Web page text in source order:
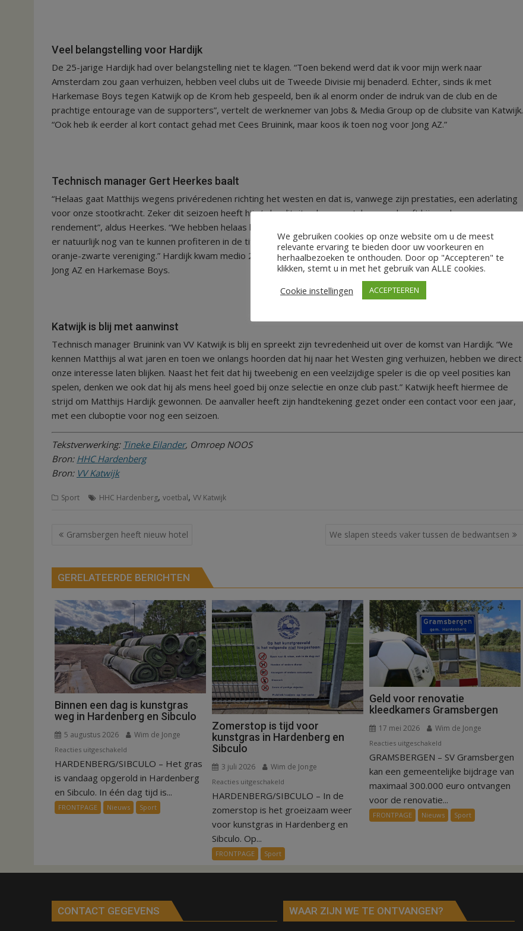
Veel belangstelling voor Hardijk
De 25-jarige Hardijk had over belangstelling niet te klagen. “Toen bekend werd dat ik voor mijn werk naar
Amsterdam zou gaan verhuizen, hebben veel clubs uit de Tweede Divisie mij benaderd. Echter, sinds ik met
Harkemase Boys tegen Katwijk op de Krom heb gespeeld, ben ik al enorm onder de indruk van de club en de
prachtige entourage van de supporters”, vertelt de werknemer van Jobs & Media Group op de clubsite van Katwijk.
“Ook heb ik eerder al kort contact gehad met Cees Bruinink, maar koos ik toen nog voor Jong AZ.”
Technisch manager Gert Heerkes baalt
“Helaas gaat Matthijs wegens privéredenen richting het westen en dat is, vanwege zijn prestaties, een aderlating
voor onze stootkracht. Zeker dit seizoen heeft hij z’n kwaliteiten kunnen etaleren en heeft hij een hoog
rendement”, aldus Heerkes. “We hebben helaas korter van Matthijs kunnen genieten dan gehoopt. We verwachten
er natuurlijk nog van te kunnen profiteren in de titelrace en wensen Matthijs daarna veel succes bij de volgende
oranje-zwarte vereniging.” Hardijk kwam medio 2020 over van ACV. Daarvoor speelde hij bij Jong FC Groningen,
Jong AZ en Harkemase Boys.
Katwijk is blij met aanwinst
Technisch manager Bruinink van VV Katwijk is blij en spreekt zijn tevredenheid uit over de komst van Hardijk. “We
kennen Matthijs al wat jaren en toen we onlangs hoorden dat hij naar het Westen ging verhuizen, hebben we direct
onze interesse laten blijken. Naast het feit dat hij tweebenig en een veelzijdige speler is die op veel posities kan
spelen, denken we ook dat hij als mens heel goed bij onze selectie en onze club past.” Katwijk heeft hiermee de
strijd om Matthijs Hardijk gewonnen. De aanvaller heeft zijn handtekening gezet onder een contact voor een jaar,
met een cluboptie voor nog een seizoen.
Tekstverwerking: Tineke Eilander, Omroep NOOS
Bron: HHC Hardenberg
Bron: VV Katwijk
Sport HHC Hardenberg, voetbal, VV Katwijk
Bericht
Gramsbergen heeft nieuw hotel We slapen steeds vaker tussen de bedwantsen
GERELATEERDE BERICHTEN
Binnen een dag is kunstgras
weg in Hardenberg en Sibculo
5 augustus 2026 Wim de Jonge
Reacties uitgeschakeld
Binnen
een
dag
is
kunstgras
HARDENBERG/SIBCULO – Het gras
is vandaag opgerold in Hardenberg
en Sibculo. In één dag tijd is...
FRONTPAGE Nieuws Sport
Zomerstop is tijd voor
kunstgras in Hardenberg en
Sibculo
3 juli 2026 Wim de Jonge
Reacties uitgeschakeld
Zomerstop
is
tijd
kunstgras
in
Hardenberg
HARDENBERG/SIBCULO – In de
zomerstop is het groeizaam weer
voor kunstgras in Hardenberg en
Sibculo. Op...
FRONTPAGE Sport
Geld voor renovatie
kleedkamers Gramsbergen
17 mei 2026 Wim de Jonge
Reacties uitgeschakeld
Geld
voor
renovatie
Gramsbergen
GRAMSBERGEN – SV Gramsbergen
kan een gemeentelijke bijdrage van
maximaal 300.000 euro ontvangen
voor de renovatie...
FRONTPAGE Nieuws Sport
CONTACT GEGEVENS WAAR ZIJN WE TE ONTVANGEN?
We gebruiken cookies op onze website om u de meest
relevante ervaring te bieden door uw voorkeuren en
herhaalbezoeken te onthouden. Door op "Accepteren" te
klikken, stemt u in met het gebruik van ALLE cookies.
Cookie instellingen
ACCEPTEEREN